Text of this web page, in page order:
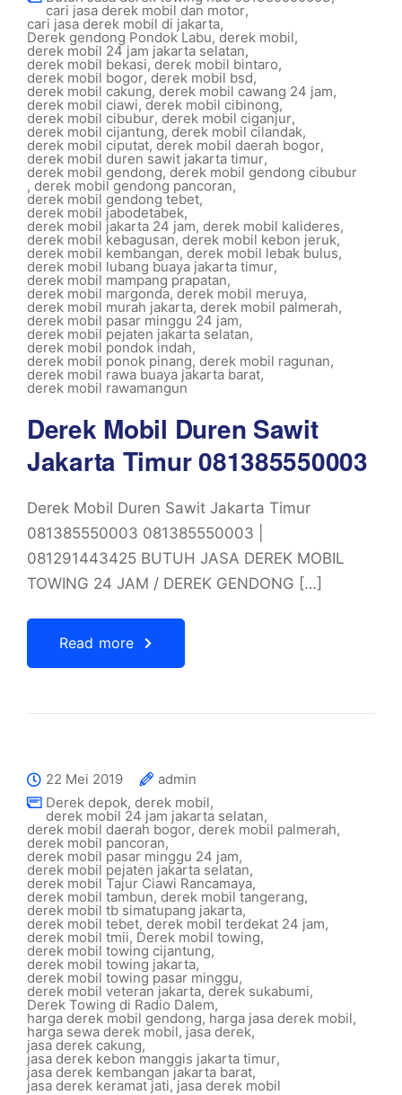
cari jasa derek mobil dan motor,
cari jasa derek mobil di jakarta,
Derek gendong Pondok Labu, derek mobil,
derek mobil 24 jam jakarta selatan,
derek mobil bekasi,derek mobil bintaro,
derek mobil bogor,derek mobil bsd,
derek mobil cakung, derek mobil cawang 24 jam,
derek mobil ciawi, derek mobil cibinong,
derek mobil cibubur, derek mobil ciganjur,
derek mobil cijantung, derek mobil cilandak,
derek mobil ciputat, derek mobil daerah bogor,
derek mobil duren sawit jakarta timur,
derek mobil gendong, derek mobil gendong cibubur
, derek mobil gendong pancoran,
derek mobil gendong tebet,
derek mobil jabodetabek,
derek mobil jakarta 24 jam, derek mobil kalideres,
derek mobil kebagusan, derek mobil kebon jeruk,
derek mobil kembangan, derek mobil lebak bulus,
derek mobil lubang buaya jakarta timur,
derek mobil mampang prapatan,
derek mobil margonda,derek mobil meruya,
derek mobil murah jakarta, derek mobil palmerah,
derek mobil pasar minggu 24 jam,
derek mobil pejaten jakarta selatan,
derek mobil pondok indah,
derek mobil ponok pinang, derek mobil ragunan,
derek mobil rawa buaya jakarta barat,
derek mobil rawamangun
Derek Mobil Duren Sawit
Jakarta Timur 081385550003
Derek Mobil Duren Sawit Jakarta Timur
081385550003 081385550003 |
081291443425 BUTUH JASA DEREK MOBIL
TOWING 24 JAM / DEREK GENDONG […]
Read more
22 Mei 2019
admin
Derek depok, derek mobil,
derek mobil 24 jam jakarta selatan,
derek mobil daerah bogor, derek mobil palmerah,
derek mobil pancoran,
derek mobil pasar minggu 24 jam,
derek mobil pejaten jakarta selatan,
derek mobil Tajur Ciawi Rancamaya,
derek mobil tambun, derek mobil tangerang,
derek mobil tb simatupang jakarta,
derek mobil tebet, derek mobil terdekat 24 jam,
derek mobil tmii, Derek mobil towing,
derek mobil towing cijantung,
derek mobil towing jakarta,
derek mobil towing pasar minggu,
derek mobil veteran jakarta, derek sukabumi,
Derek Towing di Radio Dalem,
harga derek mobil gendong, harga jasa derek mobil,
harga sewa derek mobil, jasa derek,
jasa derek cakung,
jasa derek kebon manggis jakarta timur,
jasa derek kembangan jakarta barat,
jasa derek keramat jati,jasa derek mobil